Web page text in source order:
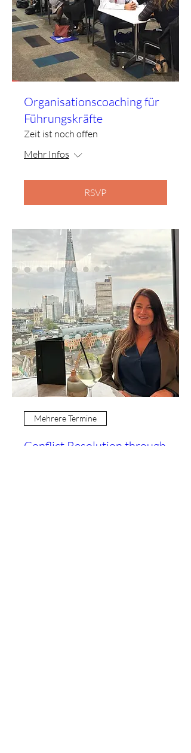
Organisationscoaching für
Führungskräfte
Zeit ist noch offen
Mehr Infos
RSVP
Mehrere Termine
Conflict Resolution through